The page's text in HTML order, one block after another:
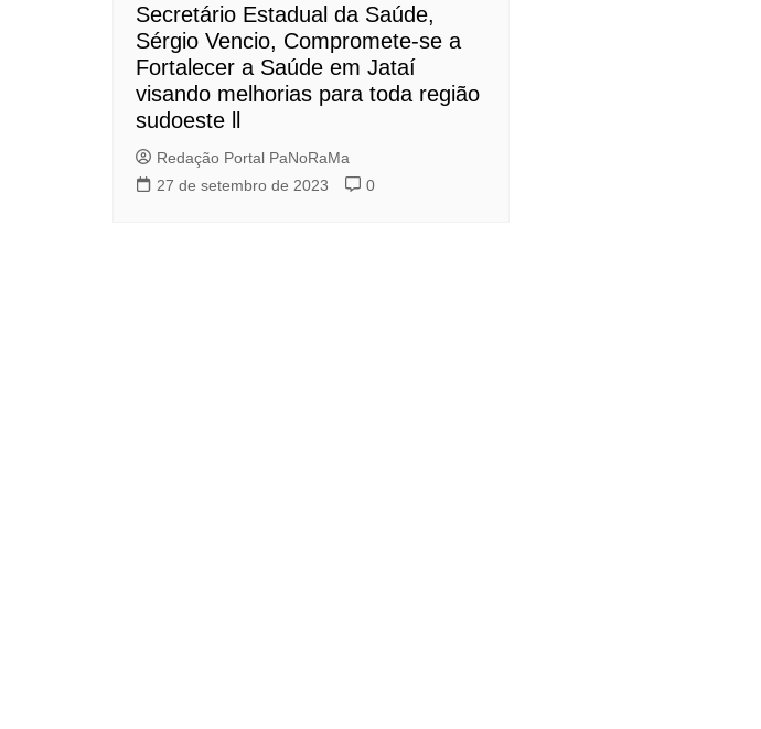
Secretário Estadual da Saúde,
Sérgio Vencio, Compromete-se a
Fortalecer a Saúde em Jataí
visando melhorias para toda região
sudoeste ll
Redação Portal PaNoRaMa
27 de setembro de 2023
0